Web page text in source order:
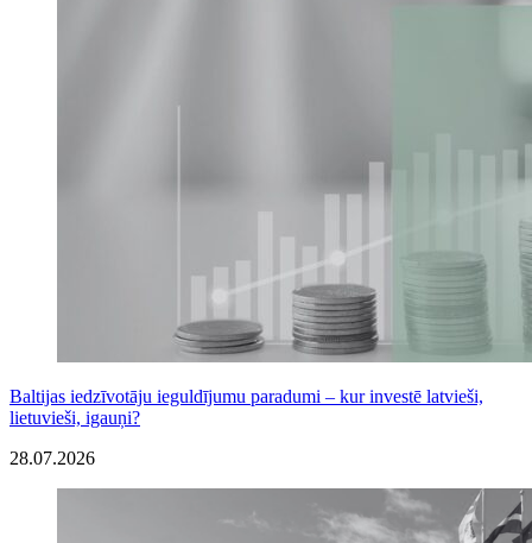
Baltijas iedzīvotāju ieguldījumu paradumi – kur investē latvieši,
lietuvieši, igauņi?
28.07.2026